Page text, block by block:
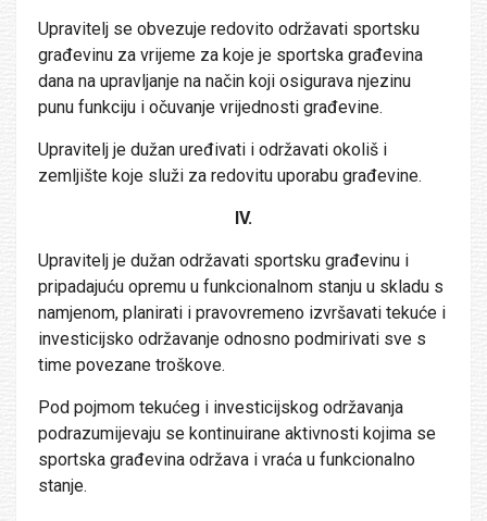
Upravitelj se obvezuje redovito održavati sportsku
građevinu za vrijeme za koje je sportska građevina
dana na upravljanje na način koji osigurava njezinu
punu funkciju i očuvanje vrijednosti građevine.
Upravitelj je dužan uređivati i održavati okoliš i
zemljište koje služi za redovitu uporabu građevine.
IV.
Upravitelj je dužan održavati sportsku građevinu i
pripadajuću opremu u funkcionalnom stanju u skladu s
namjenom, planirati i pravovremeno izvršavati tekuće i
investicijsko održavanje odnosno podmirivati sve s
time povezane troškove.
Pod pojmom tekućeg i investicijskog održavanja
podrazumijevaju se kontinuirane aktivnosti kojima se
sportska građevina održava i vraća u funkcionalno
stanje.